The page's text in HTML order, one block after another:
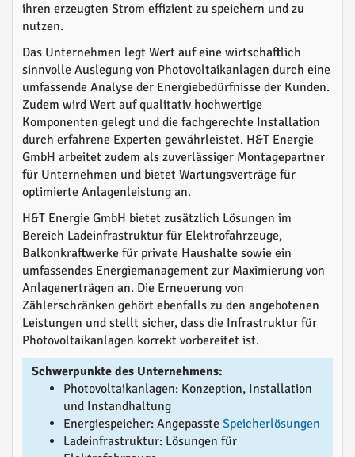
ihren erzeugten Strom effizient zu speichern und zu
nutzen.
Das Unternehmen legt Wert auf eine wirtschaftlich
sinnvolle Auslegung von Photovoltaikanlagen durch eine
umfassende Analyse der Energiebedürfnisse der Kunden.
Zudem wird Wert auf qualitativ hochwertige
Komponenten gelegt und die fachgerechte Installation
durch erfahrene Experten gewährleistet. H&T Energie
GmbH arbeitet zudem als zuverlässiger Montagepartner
für Unternehmen und bietet Wartungsverträge für
optimierte Anlagenleistung an.
H&T Energie GmbH bietet zusätzlich Lösungen im
Bereich Ladeinfrastruktur für Elektrofahrzeuge,
Balkonkraftwerke für private Haushalte sowie ein
umfassendes Energiemanagement zur Maximierung von
Anlagenerträgen an. Die Erneuerung von
Zählerschränken gehört ebenfalls zu den angebotenen
Leistungen und stellt sicher, dass die Infrastruktur für
Photovoltaikanlagen korrekt vorbereitet ist.
Schwerpunkte des Unternehmens:
Photovoltaikanlagen: Konzeption, Installation
und Instandhaltung
Energiespeicher: Angepasste Speicherlösungen
Ladeinfrastruktur: Lösungen für